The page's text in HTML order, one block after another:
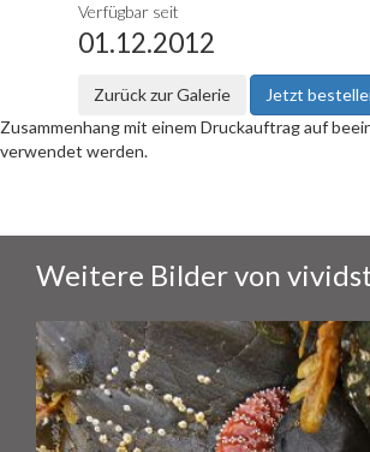
Verfügbar seit
01.12.2012
Zurück zur Galerie Jetzt
Zusammenhang mit einem Druckauftrag auf
verwendet werden.
Weitere Bilder von